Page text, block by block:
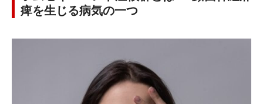
痺を生じる病気の一つ